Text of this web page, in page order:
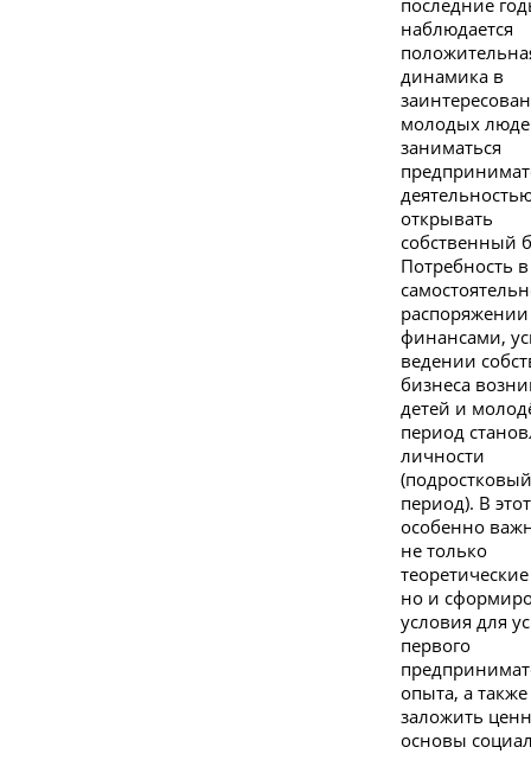
последние
наблюдается
динамика в
молодых
заниматься
открывать
собственный
Потребность в
распоряжении
финансами,
ведении
бизнеса
детей и
период
личности
(подростковый
период). В
особенно
не только
но и
условия для
первого
опыта, а также
заложить
основы